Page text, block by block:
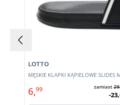
MĘSKIE KLAPKI KĄPIELOWE SLIDES
LOTTO
6,99 zamiast
-